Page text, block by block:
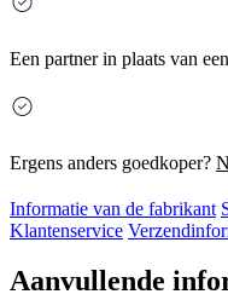
Een partner in plaats van
Ergens anders goedkoper?
Informatie van de fabrikant
Klantenservice
Aanvullende